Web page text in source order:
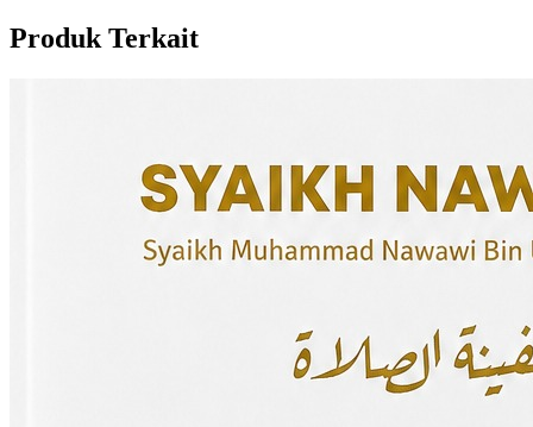
Produk Terkait